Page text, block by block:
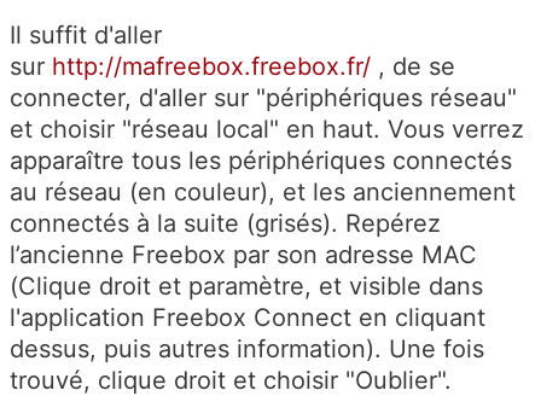
Il suffit d'aller
sur http://mafreebox.freebox.fr/ , de se
connecter, d'aller sur "périphériques réseau"
et choisir "réseau local" en haut. Vous verrez
apparaître tous les périphériques connectés
au réseau (en couleur), et les anciennement
connectés à la suite (grisés). Repérez
l’ancienne Freebox par son adresse MAC
(Clique droit et paramètre, et visible dans
l'application Freebox Connect en cliquant
dessus, puis autres information). Une fois
trouvé, clique droit et choisir "Oublier".